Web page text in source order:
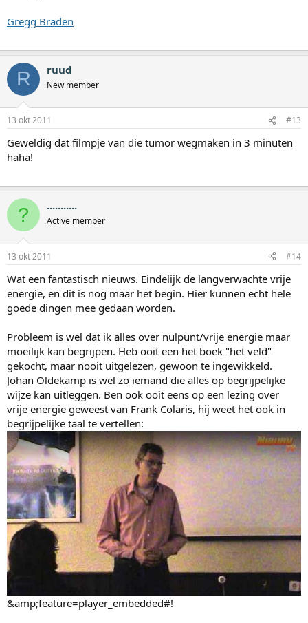
Gregg Braden
R ruud
New member
13 okt 2011 #13
Geweldig dat filmpje van die tumor wegmaken in 3 minuten
haha!
? ...........
Active member
13 okt 2011 #14
Wat een fantastisch nieuws. Eindelijk de langverwachte vrije
energie, en dit is nog maar het begin. Hier kunnen echt hele
goede dingen mee gedaan worden.
Probleem is wel dat ik alles over nulpunt/vrije energie maar
moeilijk kan begrijpen. Heb ooit een het boek "het veld"
gekocht, maar nooit uitgelezen, gewoon te ingewikkeld.
Johan Oldekamp is wel zo iemand die alles op begrijpelijke
wijze kan uitleggen. Ben ook ooit eens op een lezing over
vrije energie geweest van Frank Colaris, hij weet het ook in
begrijpelijke taal te vertellen:
&amp;feature=player_embedded#!